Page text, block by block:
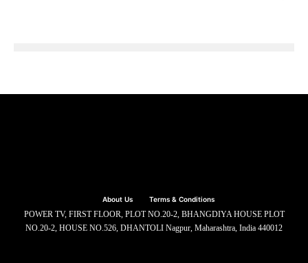
About Us Terms & Conditions
POWER TV, FIRST FLOOR, PLOT NO.20-2, BHANGDIYA HOUSE PLOT
NO.20-2, HOUSE NO.526, DHANTOLI Nagpur, Maharashtra, India 440012